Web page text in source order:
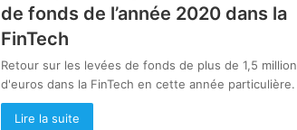
de fonds de l’année 2020 dans la
FinTech
Retour sur les levées de fonds de plus de 1,5 million
d'euros dans la FinTech en cette année particulière.
Lire la suite